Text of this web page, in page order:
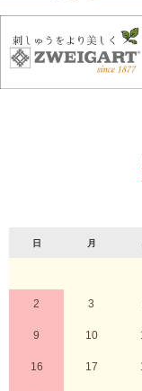
日 月
2 3
9 10
16 17